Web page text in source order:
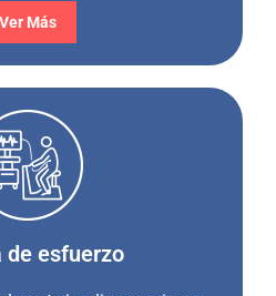
Ver Más
de esfuerzo